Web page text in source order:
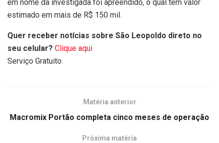
em nome da investigada foi apreendido, o qual tem valor
estimado em mais de R$ 150 mil.
Quer receber notícias sobre São Leopoldo direto no
seu celular? Clique aqui
Serviço Gratuito.
Matéria anterior
Macromix Portão completa cinco meses de operação
Próxima matéria